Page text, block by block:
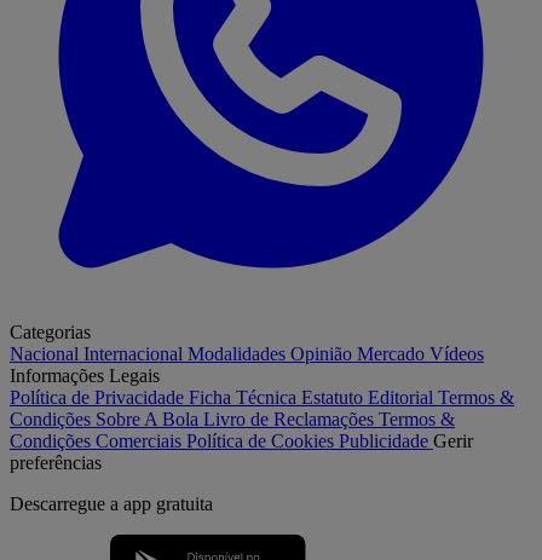
Categorias
Nacional Internacional Modalidades Opinião Mercado Vídeos
Informações Legais
Política de Privacidade Ficha Técnica Estatuto Editorial Termos &
Condições Sobre A Bola Livro de Reclamações Termos &
Condições Comerciais Política de Cookies Publicidade Gerir
preferências
Descarregue a app gratuita